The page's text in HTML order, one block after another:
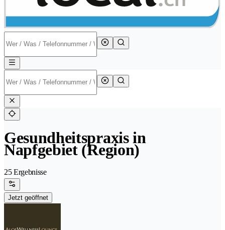
Gesundheitspraxis in
Napfgebiet (Region)
25 Ergebnisse
Jetzt geöffnet